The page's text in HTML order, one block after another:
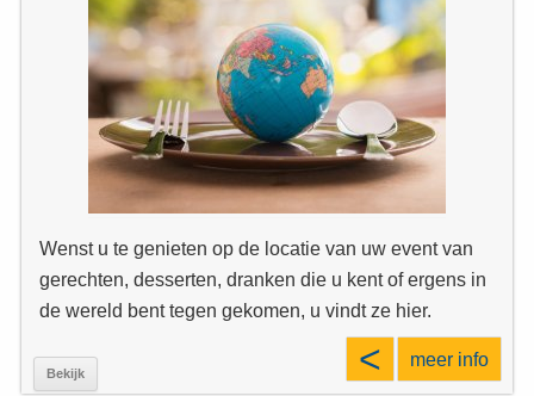
Wenst u te genieten op de locatie van uw event van
gerechten, desserten, dranken die u kent of ergens in
de wereld bent tegen gekomen, u vindt ze hier.
Bekijk < meer info